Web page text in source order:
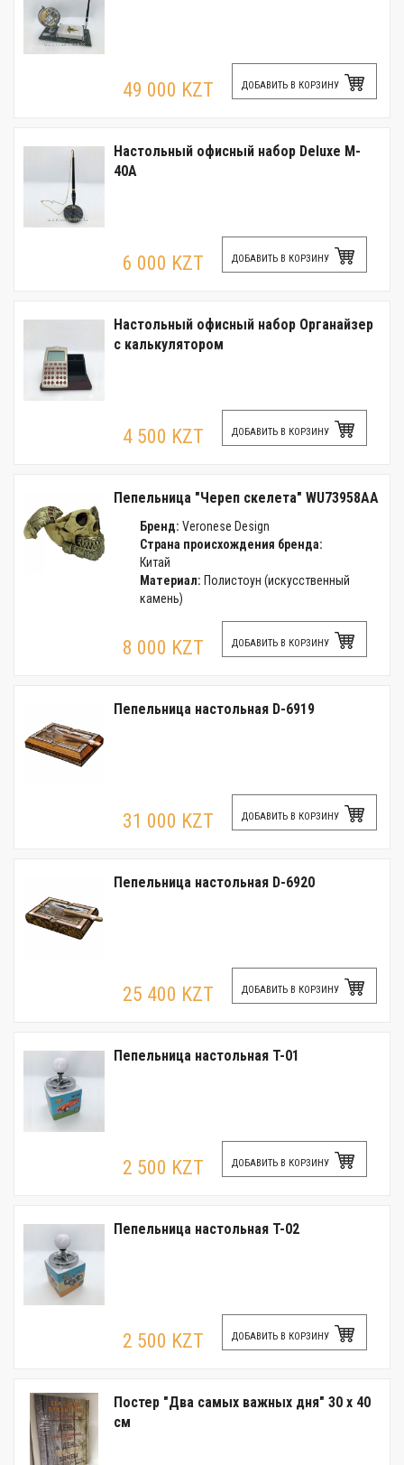
49 000 KZT ДОБАВИТЬ В КОРЗИНУ
Настольный офисный набор Deluxe M-
40A
6 000 KZT ДОБАВИТЬ В КОРЗИНУ
Настольный офисный набор Органайзер
с калькулятором
4 500 KZT ДОБАВИТЬ В КОРЗИНУ
Пепельница "Череп скелета" WU73958AA
Бренд: Veronese Design
Страна происхождения бренда:
Китай
Материал: Полистоун (искусственный
камень)
8 000 KZT ДОБАВИТЬ В КОРЗИНУ
Пепельница настольная D-6919
31 000 KZT ДОБАВИТЬ В КОРЗИНУ
Пепельница настольная D-6920
25 400 KZT ДОБАВИТЬ В КОРЗИНУ
Пепельница настольная T-01
2 500 KZT ДОБАВИТЬ В КОРЗИНУ
Пепельница настольная T-02
2 500 KZT ДОБАВИТЬ В КОРЗИНУ
Постер "Два самых важных дня" 30 x 40
см